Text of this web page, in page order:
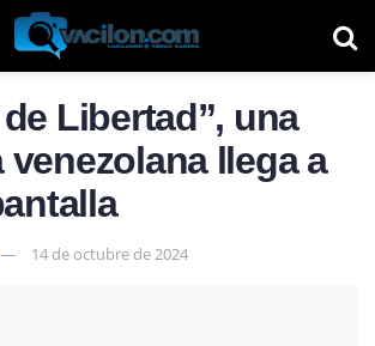
Libertad”, una
venezolana llega a
14 de octubre de 2024